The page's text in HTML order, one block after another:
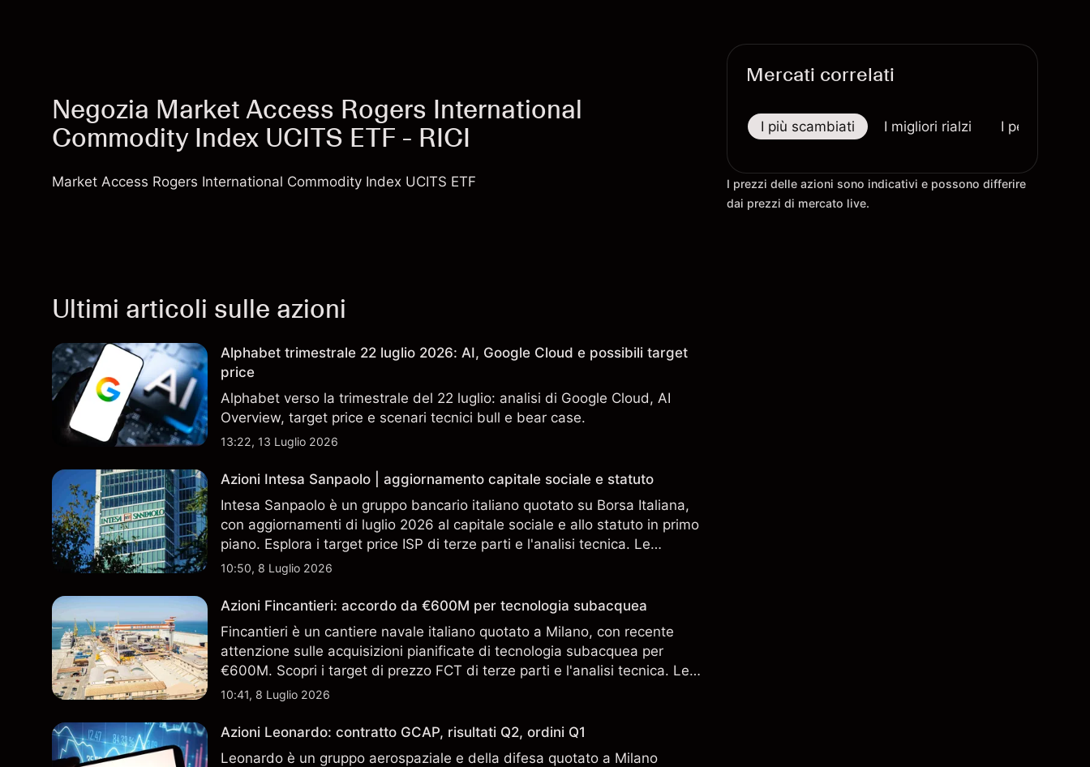
Negozia Market Access Rogers International
Commodity Index UCITS ETF - RICI
Market Access Rogers International Commodity Index UCITS ETF
Ultimi articoli sulle azioni
Alphabet trimestrale 22 luglio 2026: AI, Google Cloud e possibili target
price
Alphabet verso la trimestrale del 22 luglio: analisi di Google Cloud, AI
Overview, target price e scenari tecnici bull e bear case.
13:22, 13 Luglio 2026
Azioni Intesa Sanpaolo | aggiornamento capitale sociale e statuto
Intesa Sanpaolo è un gruppo bancario italiano quotato su Borsa Italiana,
con aggiornamenti di luglio 2026 al capitale sociale e allo statuto in primo
piano. Esplora i target price ISP di terze parti e l'analisi tecnica. Le
performance passate non sono un indicatore affidabile dei risultati futuri.
10:50, 8 Luglio 2026
Azioni Fincantieri: accordo da €600M per tecnologia subacquea
Fincantieri è un cantiere navale italiano quotato a Milano, con recente
attenzione sulle acquisizioni pianificate di tecnologia subacquea per
€600M. Scopri i target di prezzo FCT di terze parti e l'analisi tecnica. Le
performance passate non sono un indicatore affidabile dei risultati futuri.
10:41, 8 Luglio 2026
Azioni Leonardo: contratto GCAP, risultati Q2, ordini Q1
Leonardo è un gruppo aerospaziale e della difesa quotato a Milano
Mercati correlati
I più scambiati I migliori rialzi I peggiori
I prezzi delle azioni sono indicativi e possono differire
dai prezzi di mercato live.